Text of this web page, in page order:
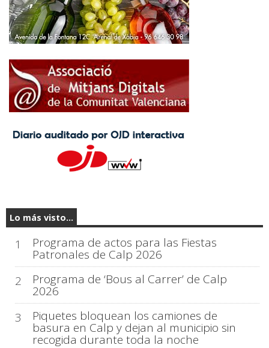
Lo más visto...
1 Programa de actos para las Fiestas
Patronales de Calp 2026
2
Programa de ‘Bous al Carrer’ de Calp
2026
3
Piquetes bloquean los camiones de
basura en Calp y dejan al municipio sin
recogida durante toda la noche